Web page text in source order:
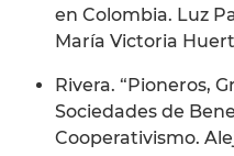
en Colombia. Luz
María Victoria
Rivera. “Pioneros,
Sociedades de
Cooperativismo.